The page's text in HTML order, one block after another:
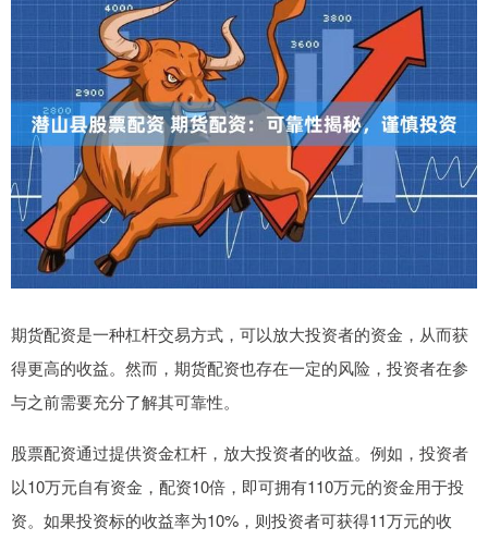
期货配资是一种杠杆交易方式，可以放大投资者的资金，从而获
得更高的收益。然而，期货配资也存在一定的风险，投资者在参
与之前需要充分了解其可靠性。
股票配资通过提供资金杠杆，放大投资者的收益。例如，投资者
以10万元自有资金，配资10倍，即可拥有110万元的资金用于投
资。如果投资标的收益率为10%，则投资者可获得11万元的收